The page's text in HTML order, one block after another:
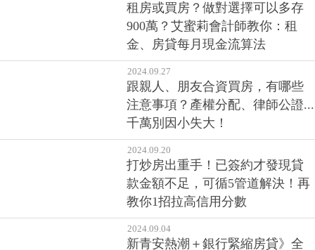
租房或買房？做對選擇可以多存
900萬？艾蜜莉會計師教你：租
金、房貸每月現金流算法
2024.09.27
跟親人、朋友合資買房，有哪些
注意事項？產權分配、律師公證...
千萬別因小失大！
2024.09.20
打炒房出重手！已簽約才發現貸
款金額不足，可循5管道解決！再
教你1招拉高信用分數
2024.09.04
新青安熱潮＋銀行緊縮房貸》全